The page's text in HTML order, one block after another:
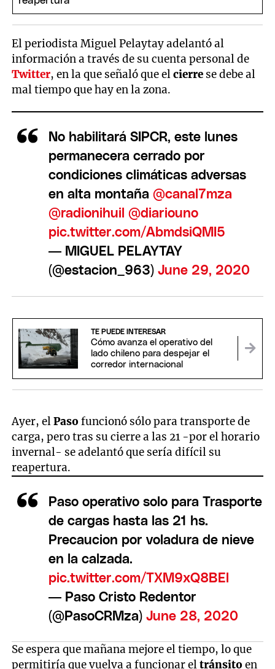
El periodista Miguel Pelaytay adelantó al
información a través de su cuenta personal de
Twitter, en la que señaló que elcierre se debe al
mal tiempo que hay en la zona.
No habilitará SIPCR, este lunes
permanecera cerrado por
condiciones climáticas adversas
en alta montaña @canal7mza
@radionihuil @diariouno
pic.twitter.com/AbmdsiQMI5
— MIGUEL PELAYTAY
(@estacion_963) June 29, 2020
TE PUEDE INTERESAR
Cómo avanza el operativo del
lado chileno para despejar el
corredor internacional
Ayer, elPasofuncionó sólo para transporte de
carga, pero tras su cierre a las 21 -por el horario
invernal- se adelantó que sería difícil su
reapertura.
Paso operativo solo para Trasporte
de cargas hasta las 21 hs.
Precaucion por voladura de nieve
en la calzada.
pic.twitter.com/TXM9xQ8BEl
— Paso Cristo Redentor
(@PasoCRMza) June 28, 2020
Se espera que mañana mejore el tiempo, lo que
permitiría que vuelva a funcionar eltránsitoen